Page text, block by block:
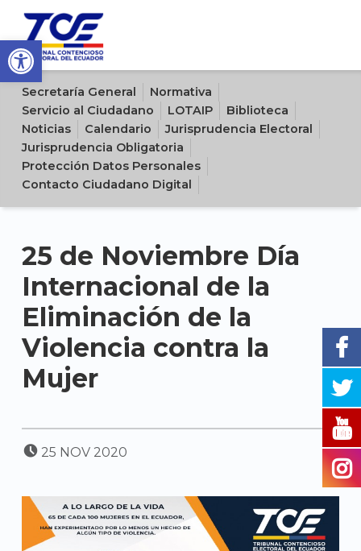
Open toolbar
Sitio oficial del Tribunal Contencioso Electoral del Ecuador
Secretaría General
Normativa
Servicio al Ciudadano
LOTAIP
Biblioteca
Noticias
Calendario
Jurisprudencia Electoral
Jurisprudencia Obligatoria
Protección Datos Personales
Contacto Ciudadano Digital
25 de Noviembre Día
Internacional de la
Eliminación de la
Violencia contra la
Mujer
POSTED ON:
25 NOV 2020